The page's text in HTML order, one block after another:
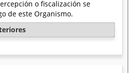
o fiscalización se
de este Organismo.